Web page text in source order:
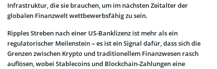
Infrastruktur, die sie brauchen, um im nächsten Zeitalter der
globalen Finanzwelt wettbewerbsfähig zu sein.
Ripples Streben nach einer US-Banklizenz ist mehr als ein
regulatorischer Meilenstein – es ist ein Signal dafür, dass sich die
Grenzen zwischen Krypto und traditionellem Finanzwesen rasch
auflösen, wobei Stablecoins und Blockchain-Zahlungen eine